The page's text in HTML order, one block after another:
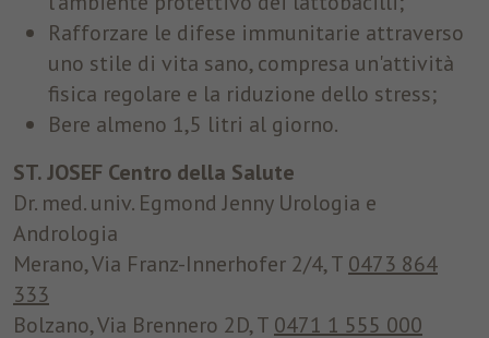
Rafforzare le difese immunitarie attraverso
uno stile di vita sano, compresa un'attività
fisica regolare e la riduzione dello stress;
Bere almeno 1,5 litri al giorno.
ST. JOSEF Centro della Salute
Dr. med. univ. Egmond Jenny Urologia e
Andrologia
Merano, Via Franz-Innerhofer 2/4, T 0473 864
333
Bolzano, Via Brennero 2D, T 0471 1 555 000